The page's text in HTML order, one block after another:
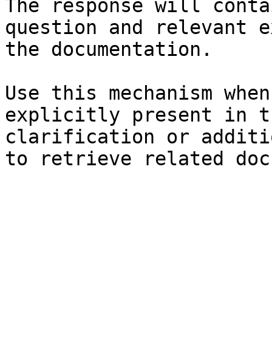
The response will
question and relevant
the documentation.
Use this mechanism
explicitly present in
clarification or